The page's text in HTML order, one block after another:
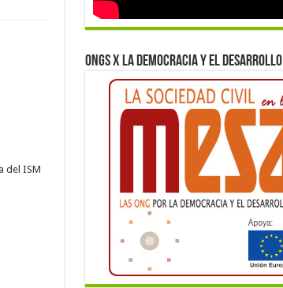
del ISM
ONGs x la democracia y el desarrollo